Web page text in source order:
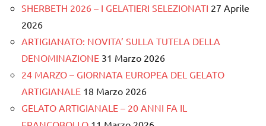
SHERBETH 2026 – I GELATIERI SELEZIONATI 27 Aprile
2026
ARTIGIANATO: NOVITA’ SULLA TUTELA DELLA
DENOMINAZIONE 31 Marzo 2026
24 MARZO – GIORNATA EUROPEA DEL GELATO
ARTIGIANALE 18 Marzo 2026
GELATO ARTIGIANALE – 20 ANNI FA IL